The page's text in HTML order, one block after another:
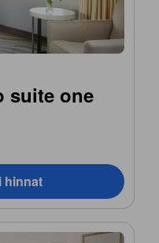
suite one
hinnat